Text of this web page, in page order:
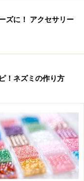
うにします。
けます。
波打つようになっ
せん。
ズに！ アクセサリー
！ネズミの作り方